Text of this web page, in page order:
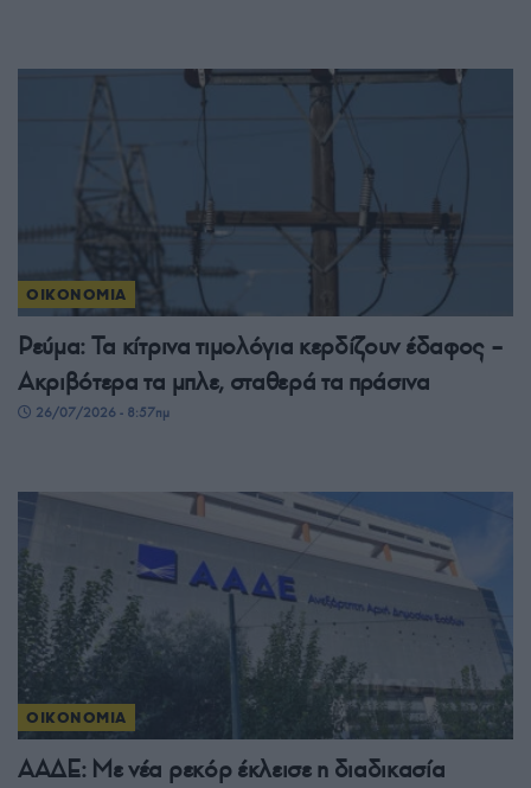
ΟΙΚΟΝΟΜΙΑ
Ρεύμα: Τα κίτρινα τιμολόγια κερδίζουν έδαφος –
Ακριβότερα τα μπλε, σταθερά τα πράσινα
26/07/2026 - 8:57πμ
ΟΙΚΟΝΟΜΙΑ
ΑΑΔΕ: Με νέα ρεκόρ έκλεισε η διαδικασία